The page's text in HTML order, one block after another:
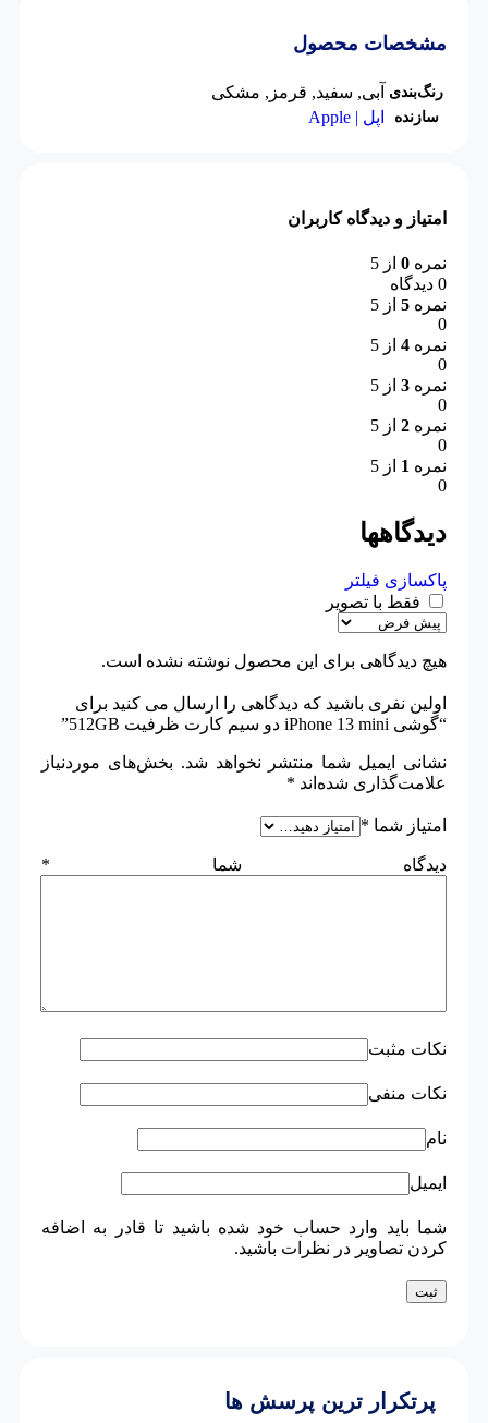
مشخصات محصول
رنگ‌بندی آبی, سفید, قرمز , مشکی
سازنده اپل | Apple
امتیاز و دیدگاه کاربران
نمره 0 از 5
0 دیدگاه
نمره 5 از 5
0
نمره 4 از 5
0
نمره 3 از 5
0
نمره 2 از 5
0
نمره 1 از 5
0
دیدگاهها
پاکسازی فیلتر
فقط با تصویر
هیچ دیدگاهی برای این محصول نوشته نشده است.
اولین نفری باشید که دیدگاهی را ارسال می کنید برای
“گوشی iPhone 13 mini دو سیم‌ کارت ظرفیت 512GB”
نشانی ایمیل شما منتشر نخواهد شد. بخش‌های موردنیاز
علامت‌گذاری شده‌اند *
امتیاز شما *
دیدگاه شما *
نکات مثبت
نکات منفی
نام
ایمیل
شما باید وارد حساب خود شده باشید تا قادر به اضافه
کردن تصاویر در نظرات باشید.
پرتکرار ترین پرسش ها